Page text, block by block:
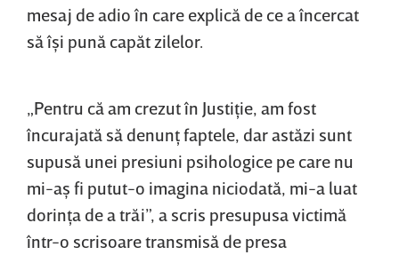
mesaj de adio în care explică de ce a încercat
să îşi pună capăt zilelor.
„Pentru că am crezut în Justiţie, am fost
încurajată să denunţ faptele, dar astăzi sunt
supusă unei presiuni psihologice pe care nu
mi-aş fi putut-o imagina niciodată, mi-a luat
dorinţa de a trăi”, a scris presupusa victimă
într-o scrisoare transmisă de presa